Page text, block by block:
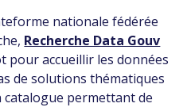
nationale fédérée
Recherche Data Gouv
pour accueillir les données
de solutions thématiques
permettant de